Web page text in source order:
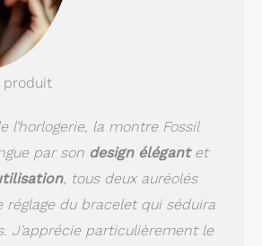
produit
l’horlogerie, la montre Fossil
par son design élégantet
, tous deux auréolés
réglage du bracelet qui séduira
J’apprécie particulièrement le